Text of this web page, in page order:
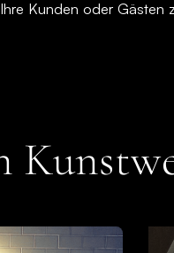
Kunden oder Gästen